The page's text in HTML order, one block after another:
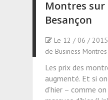
Montres sur
Besançon
Le 12 / 06 /
de Business
Les prix des
augmenté. Et si
d'hier – comme